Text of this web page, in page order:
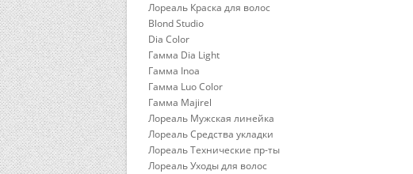
Лореаль Краска для волос
Blond Studio
Dia Color
Гамма Dia Light
Гамма Inoa
Гамма Luo Color
Гамма Majirel
Лореаль Мужская линейка
Лореаль Средства укладки
Лореаль Технические пр-ты
Лореаль Уходы для волос